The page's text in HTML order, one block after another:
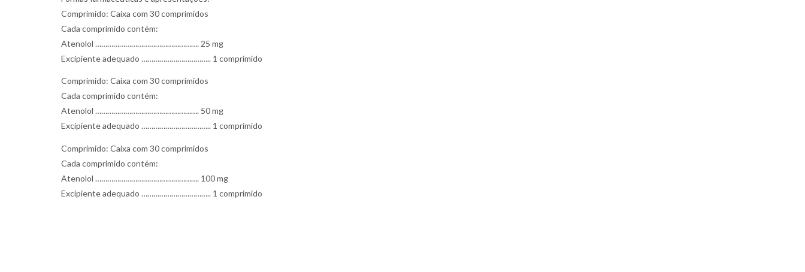
Comprimido: Caixa com 30 comprimidos
Cada comprimido contém:
Atenolol ……………………………………………. 25 mg
Excipiente adequado …………………………….. 1 comprimido
Comprimido: Caixa com 30 comprimidos
Cada comprimido contém:
Atenolol ……………………………………………. 50 mg
Excipiente adequado …………………………….. 1 comprimido
Comprimido: Caixa com 30 comprimidos
Cada comprimido contém:
Atenolol ……………………………………………. 100 mg
Excipiente adequado …………………………….. 1 comprimido